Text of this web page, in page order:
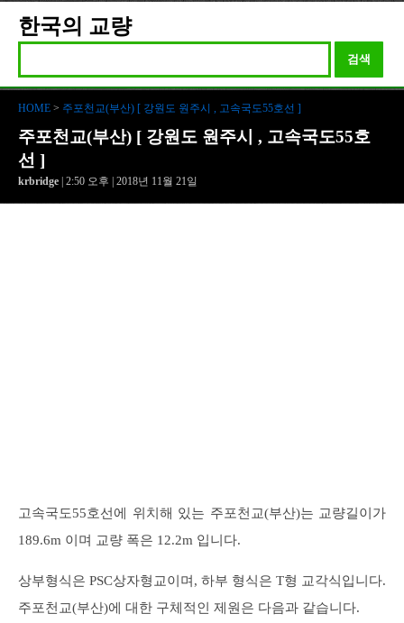
한국의 교량
검색
HOME > 주포천교(부산) [ 강원도 원주시 , 고속국도55호선 ]
주포천교(부산) [ 강원도 원주시 , 고속국도55호
선 ]
krbridge | 2:50 오후 | 2018년 11월 21일
고속국도55호선에 위치해 있는 주포천교(부산)는 교량길이가
189.6m 이며 교량 폭은 12.2m 입니다.
상부형식은 PSC상자형교이며, 하부 형식은 T형 교각식입니다.
주포천교(부산)에 대한 구체적인 제원은 다음과 같습니다.